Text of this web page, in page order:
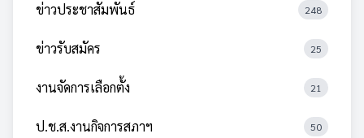
ข่าวประชาสัมพันธ์ 248
ข่าวรับสมัคร 25
งานจัดการเลือกตั้ง 21
ป.ช.ส.งานกิจการสภาฯ 50